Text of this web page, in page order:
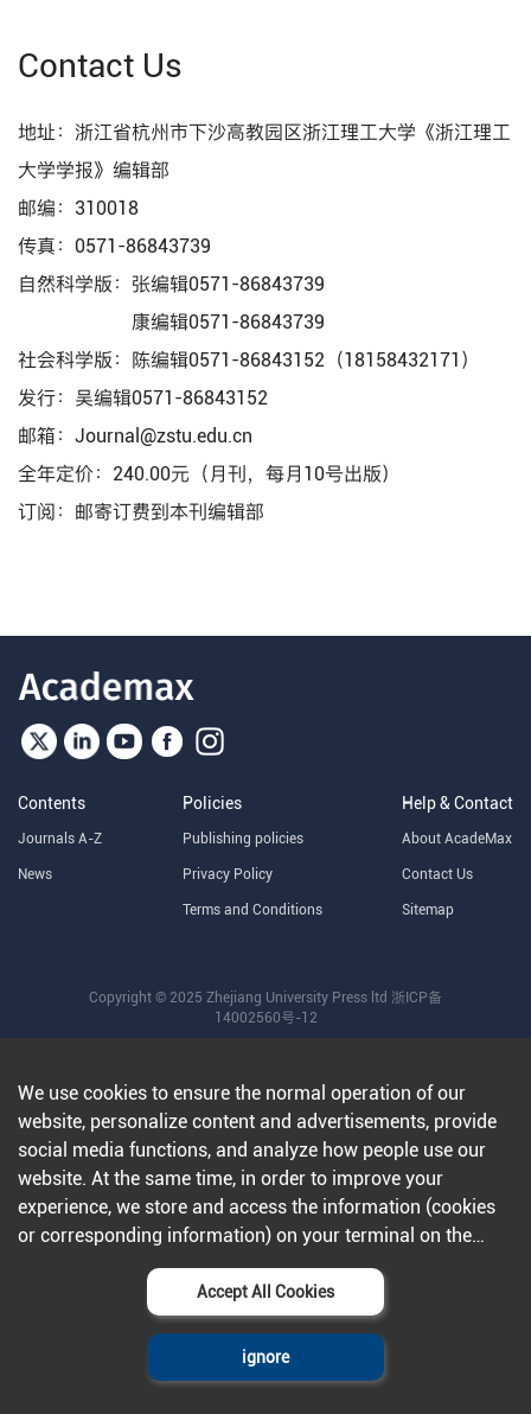
Contact Us
地址：浙江省杭州市下沙高教园区浙江理工大学《浙江理工
大学学报》编辑部
邮编：310018
传真：0571-86843739
自然科学版：张编辑0571-86843739
康编辑0571-86843739
社会科学版：陈编辑0571-86843152（18158432171）
发行：吴编辑0571-86843152
邮箱：Journal@zstu.edu.cn
全年定价：240.00元（月刊，每月10号出版）
订阅：邮寄订费到本刊编辑部
Contents
Journals A-Z
News
Policies
Publishing policies
Privacy Policy
Terms and Conditions
Help & Contact
About AcadeMax
Contact Us
Sitemap
Copyright © 2025 Zhejiang University Press ltd 浙ICP备
14002560号-12
We use cookies to ensure the normal operation of our
website, personalize content and advertisements, provide
social media functions, and analyze how people use our
website. At the same time, in order to improve your
experience, we store and access the information (cookies
or corresponding information) on your terminal on the
condition that you agree to all our websites and
applications.Further information can be found in our
Accept All Cookies
ignore